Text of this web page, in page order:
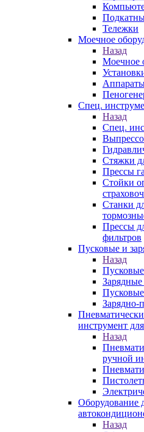
Тележки
Моечное
Назад
Моечное
Спец.
Назад
Спец.
Стяжки
Прессы
Стойки
Станки
Прессы
фильтров
Пусковые и
Назад
Пусковые
Зарядные
Пусковые
Зарядно-
инструмент
Назад
ручной
Оборудование
Назад